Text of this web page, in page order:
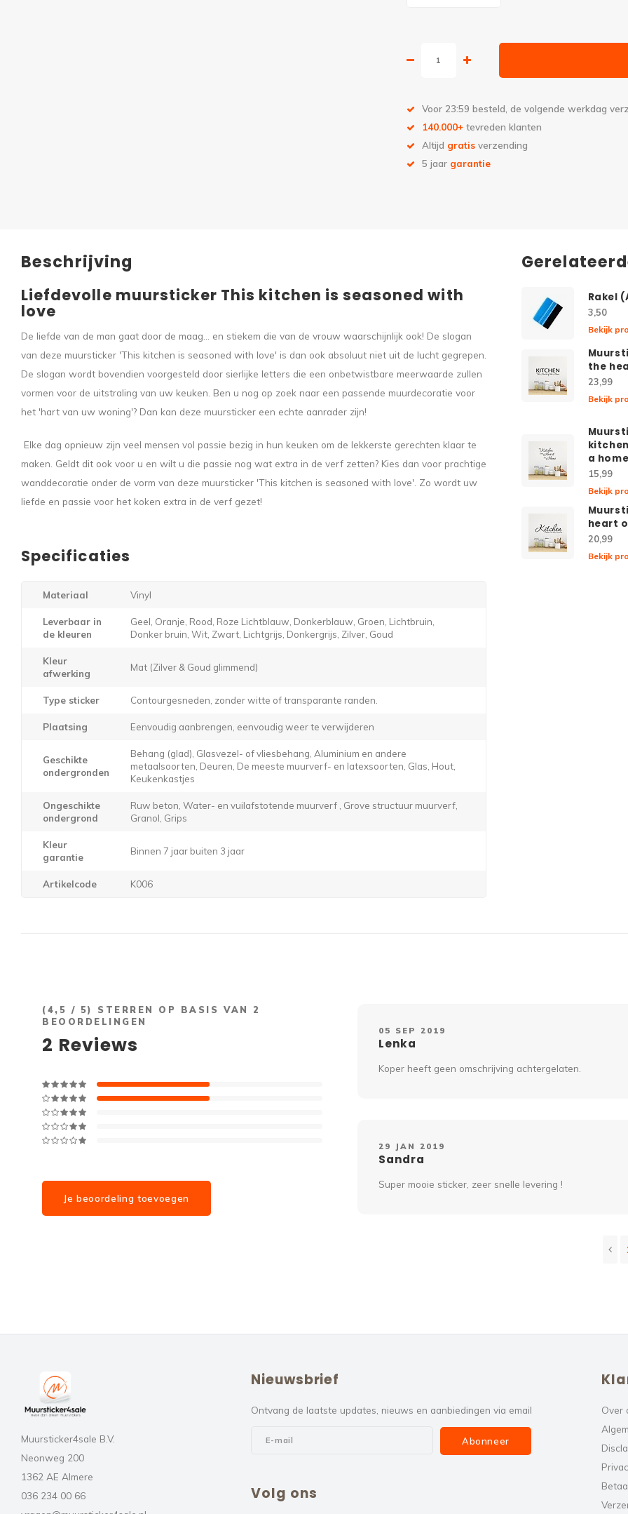
Voor 23:59 besteld, de volgende werkdag
140.000+ tevreden klanten
Altijd gratis verzending
5 jaar garantie
Beschrijving
Liefdevolle muursticker This kitchen is seasoned with
love
De liefde van de man gaat door de maag... en stiekem die van de vrouw waarschijnlijk ook! De slogan
van deze muursticker 'This kitchen is seasoned with love' is dan ook absoluut niet uit de lucht gegrepen.
De slogan wordt bovendien voorgesteld door sierlijke letters die een onbetwistbare meerwaarde zullen
vormen voor de uitstraling van uw keuken. Ben u nog op zoek naar een passende muurdecoratie voor
het 'hart van uw woning'? Dan kan deze muursticker een echte aanrader zijn!
Elke dag opnieuw zijn veel mensen vol passie bezig in hun keuken om de lekkerste gerechten klaar te
maken. Geldt dit ook voor u en wilt u die passie nog wat extra in de verf zetten? Kies dan voor prachtige
wanddecoratie onder de vorm van deze muursticker 'This kitchen is seasoned with love'. Zo wordt uw
liefde en passie voor het koken extra in de verf gezet!
Specificaties
Materiaal Vinyl
Leverbaar in
de kleuren
Geel, Oranje, Rood, Roze Lichtblauw, Donkerblauw, Groen, Lichtbruin,
Donker bruin, Wit, Zwart, Lichtgrijs, Donkergrijs, Zilver, Goud
Kleur
afwerking
Mat (Zilver & Goud glimmend)
Type sticker Contourgesneden, zonder witte of transparante randen.
Plaatsing Eenvoudig aanbrengen, eenvoudig weer te verwijderen
Geschikte
ondergronden
Behang (glad), Glasvezel- of vliesbehang, Aluminium en andere
metaalsoorten, Deuren, De meeste muurverf- en latexsoorten, Glas, Hout,
Keukenkastjes
Ongeschikte
ondergrond
Ruw beton, Water- en vuilafstotende muurverf , Grove structuur muurverf,
Granol, Grips
Kleur
garantie
Binnen 7 jaar buiten 3 jaar
Artikelcode K006
Rakel
3,50
Bekijk
the
23,99
Bekijk
a home
15,99
Bekijk
heart
20,99
Bekijk
(4,5 / 5) STERREN OP BASIS VAN 2
BEOORDELINGEN
2 Reviews
Je beoordeling toevoegen
05 SEP 2019
Lenka
Koper heeft geen omschrijving achtergelaten.
29 JAN 2019
Sandra
Super mooie sticker, zeer snelle levering !
Muursticker4sale B.V.
Neonweg 200
1362 AE Almere
036 234 00 66
Nieuwsbrief
Ontvang de laatste updates, nieuws en aanbiedingen via email
Abonneer
Volg ons
Over